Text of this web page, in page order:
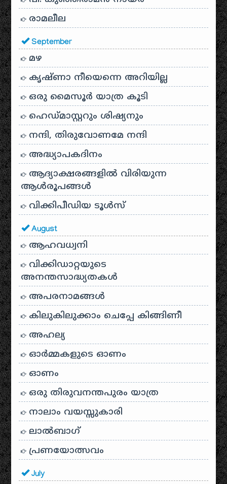
രാമലീല
September
മഴ
കൃഷ്ണാ നീയെന്നെ അറിയില്ല
ഒരു മൈസൂർ യാത്ര കൂടി
ഹെഡ്മാസ്റ്ററും ശിഷ്യനും
നന്ദി, തിരുവോണമേ നന്ദി
അദ്ധ്യാപകദിനം
ആദ്യാക്ഷരങ്ങളിൽ വിരിയുന്ന
ആൾരൂപങ്ങൾ
വിക്കിപീഡിയ ടൂൾസ്
August
ആഹവധ്വനി
വിക്കിഡാറ്റയുടെ
അനന്തസാദ്ധ്യതകള്‍
അപരനാമങ്ങൾ
കിലുകിലുക്കാം ചെപ്പേ കിങ്ങിണീ
അഹല്യ
ഓര്‍മ്മകളുടെ ഓണം
ഓണം
ഒരു തിരുവനന്തപുരം യാത്ര
നാലാം വയസ്സുകാരി
ലാൽബാഗ്
പ്രണയോത്സവം
July